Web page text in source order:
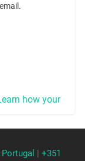
how your
+351